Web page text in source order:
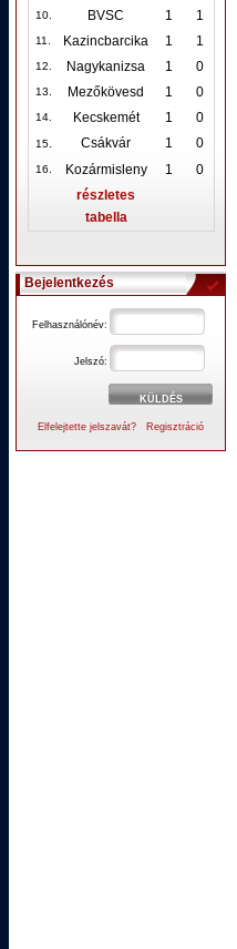
10. BVSC 1 1
11. Kazincbarcika 1 1
12. Nagykanizsa 1 0
13. Mezőkövesd 1 0
14. Kecskemét 1 0
15. Csákvár 1 0
16. Kozármisleny 1
0
részletes
tabella
Bejelentkezés
Felhasználónév:
Jelszó:
Elfelejtette jelszavát? Regisztráció